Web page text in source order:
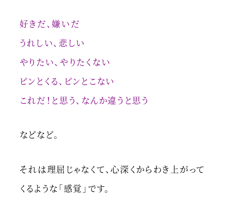
好きだ、嫌いだ
うれしい、悲しい
やりたい、やりたくない
ピンとくる、ピンとこない
これだ！と思う、なんか違うと思う
などなど。
それは理屈じゃなくて、心深くからわき上がって
くるような「感覚」です。